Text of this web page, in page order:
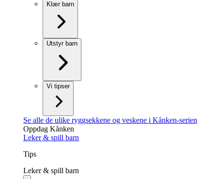
Klær barn
Utstyr barn
Vi tipser
Se alle de ulike ryggsekkene og veskene i Kånken-serien
Oppdag Kånken
Leker & spill barn
Tips
Leker & spill barn